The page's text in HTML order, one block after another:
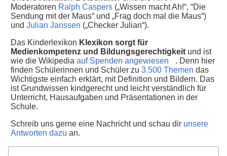
Moderatoren Ralph Caspers („Wissen macht Ah!“, “Die
Sendung mit der Maus“ und „Frag doch mal die Maus“)
und Julian Janssen („Checker Julian“).
Das Kinderlexikon Klexikon sorgt für
Medienkompetenz und Bildungsgerechtigkeit und ist
wie die Wikipedia auf Spenden angewiesen
. Denn hier
finden Schülerinnen und Schüler zu 3.500 Themen das
Wichtigste einfach erklärt, mit Definition und Bildern. Das
ist Grundwissen kindgerecht und leicht verständlich für
Unterricht, Hausaufgaben und Präsentationen in der
Schule.
Schreib uns gerne eine Nachricht und schau dir unsere
Antworten dazu an.